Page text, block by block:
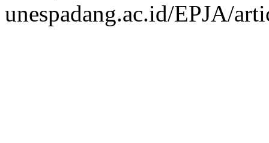
unespadang.ac.id/EPJA/